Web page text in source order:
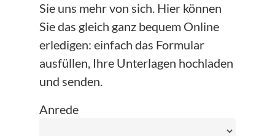
Sie uns mehr von sich. Hier können
Sie das gleich ganz bequem Online
erledigen: einfach das Formular
ausfüllen, Ihre Unterlagen hochladen
und senden.
Anrede